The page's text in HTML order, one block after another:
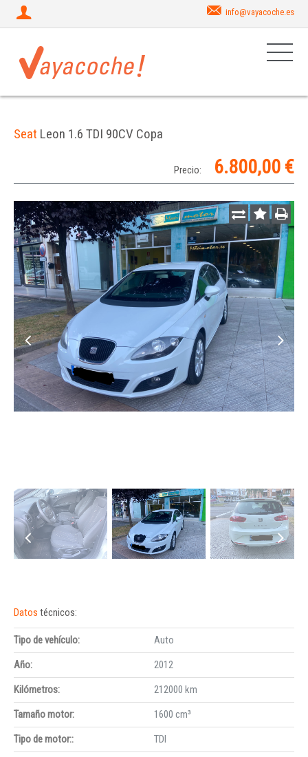
info@vayacoche.es
Seat Leon 1.6 TDI 90CV Copa
Precio: 6.800,00 €
Datos técnicos:
Tipo de vehículo:
Auto
Año:
2012
Kilómetros:
212000 km
Tamaño motor:
1600 cm³
Tipo de motor::
TDI